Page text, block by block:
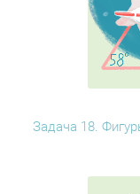
Задача 18.